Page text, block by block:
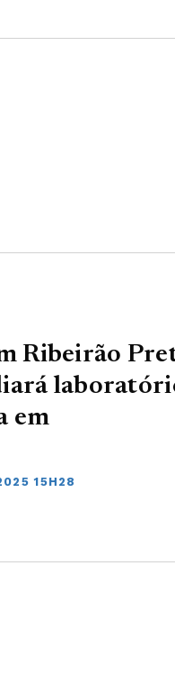
Ribeirão
em
15H28